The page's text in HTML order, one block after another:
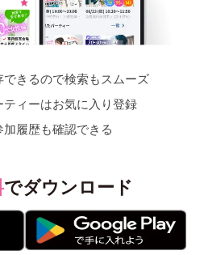
できるので検索もスムーズ
ティーはお気に入り登録
履歴も確認できる
でダウンロード